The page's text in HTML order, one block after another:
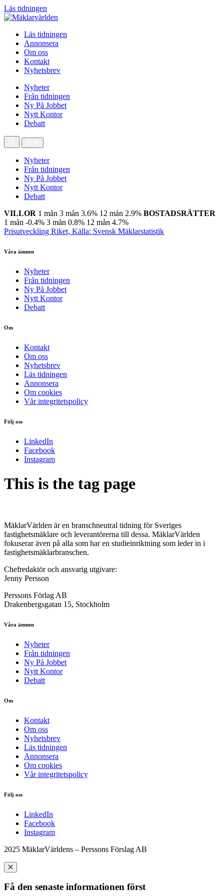
Läs tidningen
Läs tidningen
Annonsera
Om oss
Kontakt
Nyhetsbrev
Nyheter
Från tidningen
Ny På Jobbet
Nytt Kontor
Debatt
Nyheter
Från tidningen
Ny På Jobbet
Nytt Kontor
Debatt
VILLOR 1 mån 3 mån 3.6% 12 mån 2.9% BOSTADSRÄTTER
1 mån -0.4% 3 mån 0.8% 12 mån 4.7%
Prisutveckling Riket, Källa: Svensk Mäklarstatistik
Våra ämnen
Nyheter
Från tidningen
Ny På Jobbet
Nytt Kontor
Debatt
Om
Kontakt
Om oss
Nyhetsbrev
Läs tidningen
Annonsera
Om cookies
Vår integritetspolicy
Följ oss
LinkedIn
Facebook
Instagram
This is the tag page
MäklarVärlden är en branschneutral tidning för Sveriges
fastighetsmäklare och leverantörerna till dessa. MäklarVärlden
fokuserar även på alla som har en studieinriktning som leder in i
fastighetsmäklarbranschen.
Chefredaktör och ansvarig utgivare:
Jenny Persson
Perssons Förlag AB
Drakenbergsgatan 15, Stockholm
Våra ämnen
Nyheter
Från tidningen
Ny På Jobbet
Nytt Kontor
Debatt
Om
Kontakt
Om oss
Nyhetsbrev
Läs tidningen
Annonsera
Om cookies
Vår integritetspolicy
Följ oss
LinkedIn
Facebook
Instagram
2025 MäklarVärldens – Perssons Förslag AB
Få den senaste informationen först